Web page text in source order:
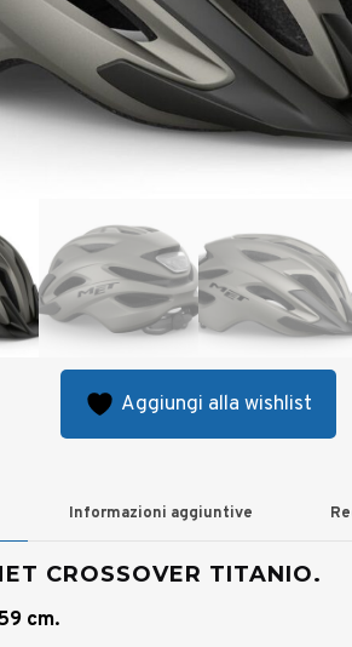
Aggiungi alla wishlist
Informazioni aggiuntive
CROSSOVER TITANIO.
cm.